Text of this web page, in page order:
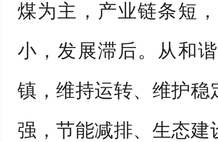
煤为主，产业链条短
小，发展滞后。从和
镇，维持运转、维护
强，节能减排、生态